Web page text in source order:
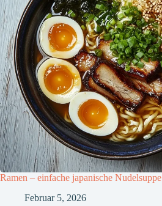
Ramen – einfache japanische Nudelsuppe
Februar 5, 2026